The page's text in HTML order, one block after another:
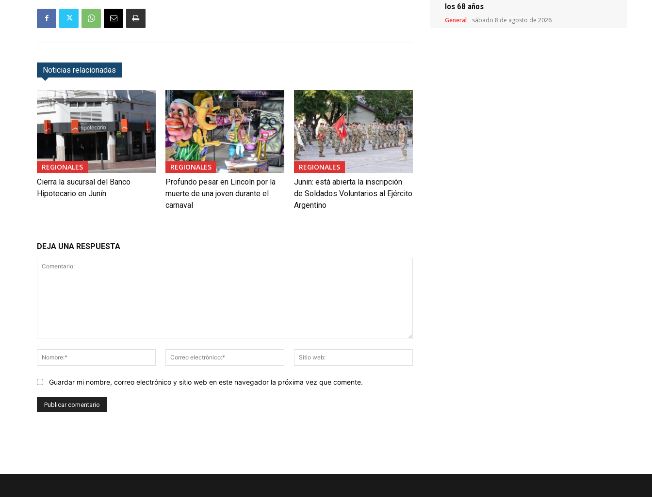
Noticias relacionadas
REGIONALES
Cierra la sucursal del Banco
Hipotecario en Junín
REGIONALES
Profundo pesar en Lincoln por la
muerte de una joven durante el
carnaval
REGIONALES
Junin: está abierta la inscripción
de Soldados Voluntarios al Ejército
Argentino
DEJA UNA RESPUESTA
Nombre:*
Correo
electrónico:*
web:
Guardar mi nombre, correo electrónico y sitio web en este navegador la próxima vez que comente.
los 68 años
General sábado 8 de agosto de 2026